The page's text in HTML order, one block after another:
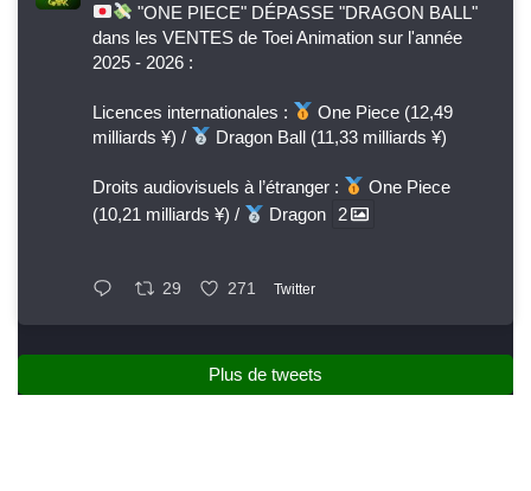
"ONE PIECE" DÉPASSE "DRAGON BALL"
dans les VENTES de Toei Animation sur l'année
2025 - 2026 :
Licences internationales :
One Piece (12,49
milliards ¥) /
Dragon Ball (11,33 milliards ¥)
Droits audiovisuels à l’étranger :
One Piece
(10,21 milliards ¥) /
Dragon 2
29 271 Twitter
Plus de tweets